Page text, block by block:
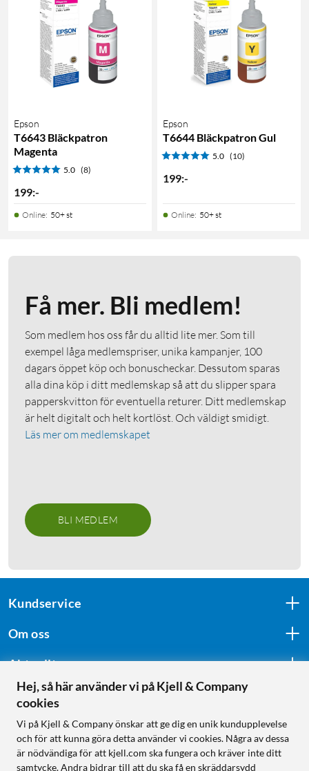
Epson
T6643 Bläckpatron
Magenta
5.0 (8)
199:-
Online: 50+ st
Epson
T6644 Bläckpatron Gul
5.0 (10)
199:-
Online: 50+ st
Få mer. Bli medlem!
Som medlem hos oss får du alltid lite mer. Som till
exempel låga medlemspriser, unika kampanjer, 100
dagars öppet köp och bonuscheckar. Dessutom sparas
alla dina köp i ditt medlemskap så att du slipper spara
papperskvitton för eventuella returer. Ditt medlemskap
är helt digitalt och helt kortlöst. Och väldigt smidigt.
Läs mer om medlemskapet
BLI MEDLEM
Kundservice
Om oss
Aktuellt
Följ oss
Hej, så här använder vi på Kjell & Company
cookies
Vi på Kjell & Company önskar att ge dig en unik kundupplevelse
och för att kunna göra detta använder vi cookies. Några av dessa
är nödvändiga för att kjell.com ska fungera och kräver inte ditt
samtycke. Andra bidrar till att du ska få en skräddarsydd